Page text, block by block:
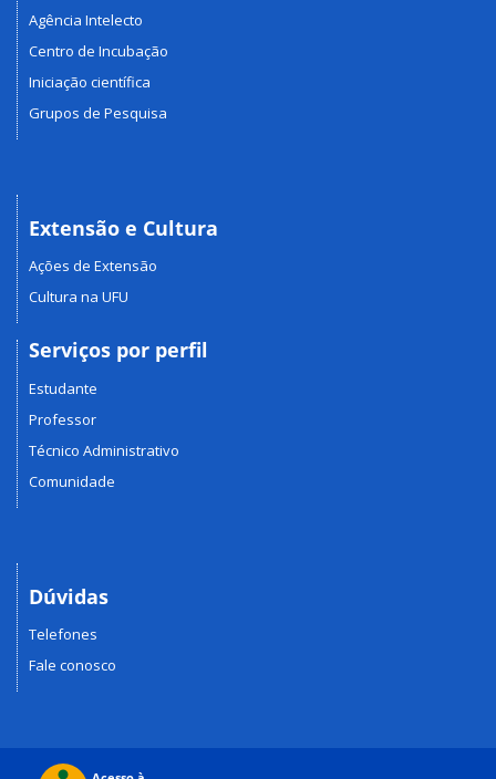
Agência Intelecto
Centro de Incubação
Iniciação científica
Grupos de Pesquisa
Extensão e Cultura
Ações de Extensão
Cultura na UFU
Serviços por perfil
Estudante
Professor
Técnico Administrativo
Comunidade
Dúvidas
Telefones
Fale conosco